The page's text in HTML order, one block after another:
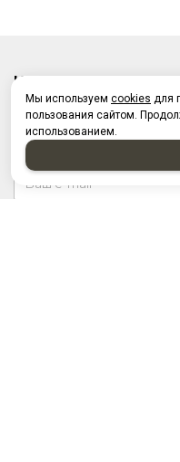
НАПИСАТЬ НАМ
Мы используем cookies для
пользования сайтом.
использованием.